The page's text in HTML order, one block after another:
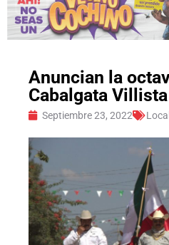
Anuncian la
Cabalgata Villista
Septiembre 23, 2022 Local